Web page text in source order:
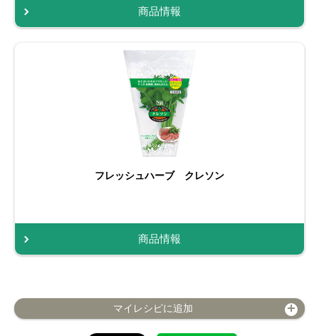
商品情報
フレッシュハーブ クレソン
商品情報
マイレシピに追加